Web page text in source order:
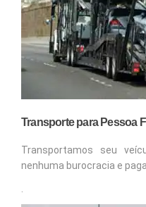
Transporte para Pessoa
Transportamos seu
nenhuma burocracia e